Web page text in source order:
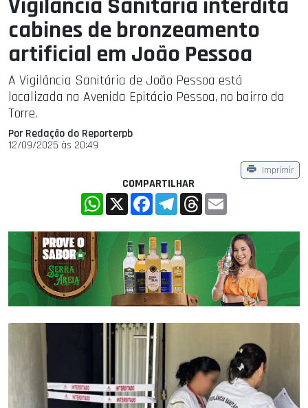
Vigilância Sanitária interdita
cabines de bronzeamento
artificial em João Pessoa
A Vigilância Sanitária de João Pessoa está
localizada na Avenida Epitácio Pessoa, no bairro da
Torre.
Por Redação do Reporterpb
12/09/2025 às 20:49
Imprimir
COMPARTILHAR
WhatsApp
X FacebookTelegramThreads